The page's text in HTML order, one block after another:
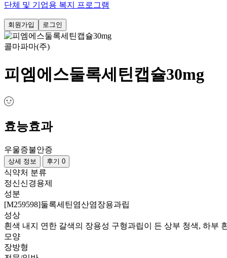
단체 및 기업용 복지 프로그램
회원가입 로그인
콜마파마(주)
피엠에스둘록세틴캡슐30mg
효능효과
우울증불안증
상세 정보 후기 0
식약처 분류
정신신경용제
성분
[M259598]둘록세틴염산염장용과립
성상
흰색 내지 연한 갈색의 장용성 구형과립이 든 상부 청색, 하부
모양
장방형